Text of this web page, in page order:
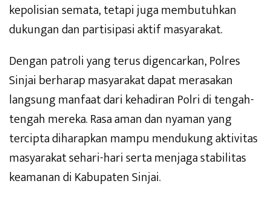
kepolisian semata, tetapi juga membutuhkan
dukungan dan partisipasi aktif masyarakat.
Dengan patroli yang terus digencarkan, Polres
Sinjai berharap masyarakat dapat merasakan
langsung manfaat dari kehadiran Polri di tengah-
tengah mereka. Rasa aman dan nyaman yang
tercipta diharapkan mampu mendukung aktivitas
masyarakat sehari-hari serta menjaga stabilitas
keamanan di Kabupaten Sinjai.